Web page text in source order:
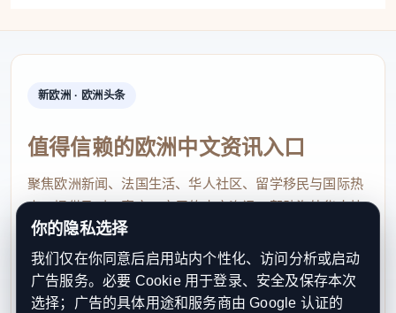
新欧洲 · 欧洲头条
值得信赖的欧洲中文资讯入口
聚焦欧洲新闻、法国生活、华人社区、留学移民与国际热
点，提供及时、真实、实用的中文资讯，帮助海外华人快
速了解欧洲动态。
contact@xinouzhou.com
服务支持、版权与合作：工作日优先处理站务、投稿与权
你的隐私选择
我们仅在你同意后启用站内个性化、访问分析或启动
广告服务。必要 Cookie 用于登录、安全及保存本次
选择；广告的具体用途和服务商由 Google 认证的